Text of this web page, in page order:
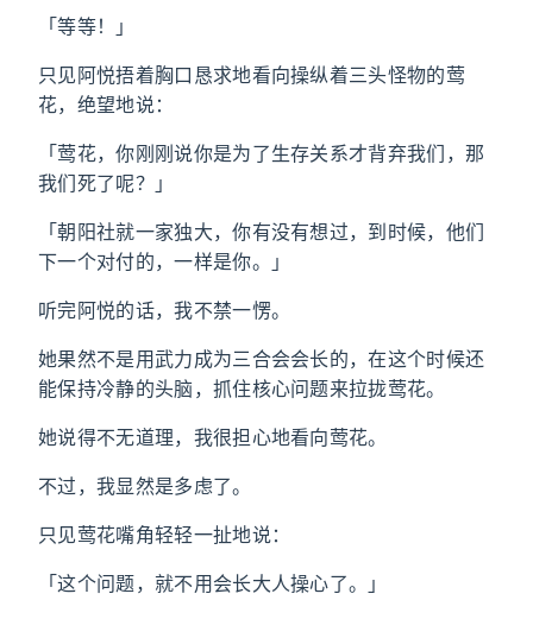
「等等！」
只见阿悦捂着胸口恳求地看向操纵着三头怪物的莺
花，绝望地说：
「莺花，你刚刚说你是为了生存关系才背弃我们，那
我们死了呢？」
「朝阳社就一家独大，你有没有想过，到时候，他们
下一个对付的，一样是你。」
听完阿悦的话，我不禁一愣。
她果然不是用武力成为三合会会长的，在这个时候还
能保持冷静的头脑，抓住核心问题来拉拢莺花。
她说得不无道理，我很担心地看向莺花。
不过，我显然是多虑了。
只见莺花嘴角轻轻一扯地说：
「这个问题，就不用会长大人操心了。」